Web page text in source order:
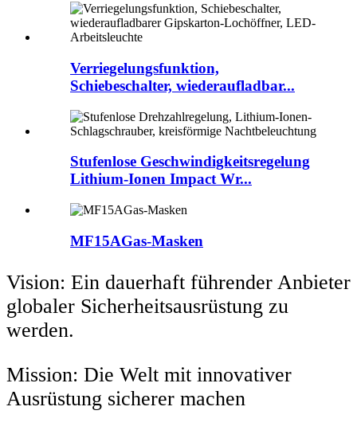
Verriegelungsfunktion,
Schiebeschalter, wiederaufladbar...
Stufenlose Geschwindigkeitsregelung
Lithium-Ionen Impact Wr...
MF15AGas-Masken
Vision: Ein dauerhaft führender Anbieter
globaler Sicherheitsausrüstung zu
werden.
Mission: Die Welt mit innovativer
Ausrüstung sicherer machen